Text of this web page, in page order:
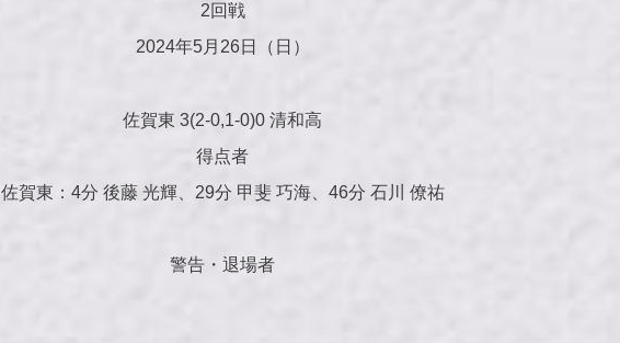
2回戦
2024年5月26日（日）
佐賀東 3(2-0,1-0)0 清和高
得点者
佐賀東：4分 後藤 光輝、29分 甲斐 巧海、46分 石川 僚祐
警告・退場者